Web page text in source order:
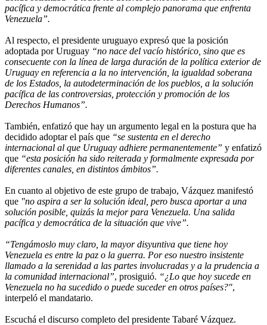
pacífica y democrática frente al complejo panorama que enfrenta
Venezuela”.
Al respecto, el presidente uruguayo expresó que la posición
adoptada por Uruguay “no nace del vacío histórico, sino que es
consecuente con la línea de larga duración de la política exterior de
Uruguay en referencia a la no intervención, la igualdad soberana
de los Estados, la autodeterminación de los pueblos, a la solución
pacífica de las controversias, protección y promoción de los
Derechos Humanos”.
También, enfatizó que hay un argumento legal en la postura que ha
decidido adoptar el país que “se sustenta en el derecho
internacional al que Uruguay adhiere permanentemente” y enfatizó
que “esta posición ha sido reiterada y formalmente expresada por
diferentes canales, en distintos ámbitos”.
En cuanto al objetivo de este grupo de trabajo, Vázquez manifestó
que "no aspira a ser la solución ideal, pero busca aportar a una
solución posible, quizás la mejor para Venezuela. Una salida
pacífica y democrática de la situación que vive”.
“Tengámoslo muy claro, la mayor disyuntiva que tiene hoy
Venezuela es entre la paz o la guerra. Por eso nuestro insistente
llamado a la serenidad a las partes involucradas y a la prudencia a
la comunidad internacional”, prosiguió. “¿Lo que hoy sucede en
Venezuela no ha sucedido o puede suceder en otros países?",
interpeló el mandatario.
Escuchá el discurso completo del presidente Tabaré Vázquez.